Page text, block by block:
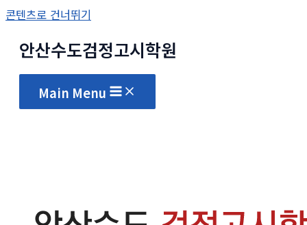
콘텐츠로 건너뛰기
안산수도검정고시학원
Main Menu